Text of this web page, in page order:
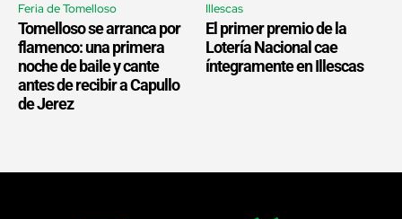
Feria de Tomelloso
Tomelloso se arranca por
flamenco: una primera
noche de baile y cante
antes de recibir a Capullo
de Jerez
Illescas
El primer premio de la
Lotería Nacional cae
íntegramente en Illescas